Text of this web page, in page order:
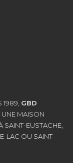
GBD
UNE MAISON
EUSTACHE,
LAC OU SAINT-